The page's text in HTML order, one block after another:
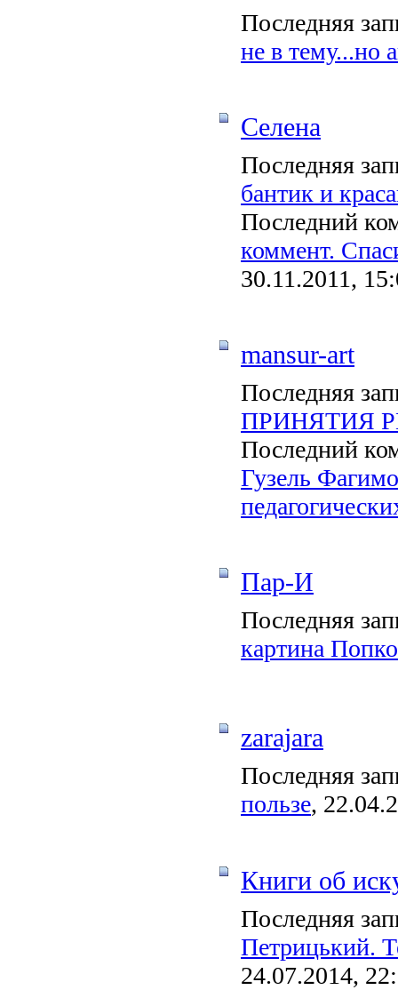
Последняя
не в тему...но
Селена
Последняя
бантик и
Последний
коммент.
30.11.2011,
mansur-art
Последняя
ПРИНЯТИЯ
Последний
Гузель
Пар-И
Последняя
картина
zarajara
Последняя
пользе,
Книги об
Последняя
Петрицький.
24.07.2014,